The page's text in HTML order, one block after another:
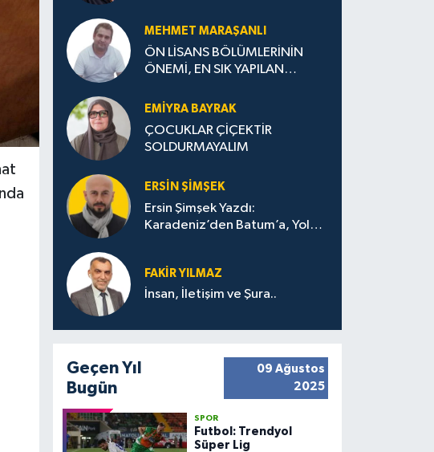
MEHMET MARAŞANLI
ÖN LİSANS BÖLÜMLERİNİN
ÖNEMİ, EN SIK YAPILAN
STRATEJİLERİ
EMIYRA BAYRAK
ÇOCUKLAR ÇİÇEKTİR
SOLDURMAYALIM
ERSIN ŞIMŞEK
Ersin Şimşek Yazdı:
Karadeniz’den Batum’a, Yolun
FAKIR YILMAZ
İnsan, İletişim ve Şura..
Geçen Yıl
Bugün
09 Ağustos
2025
SPOR
Futbol: Trendyol
Süper Lig